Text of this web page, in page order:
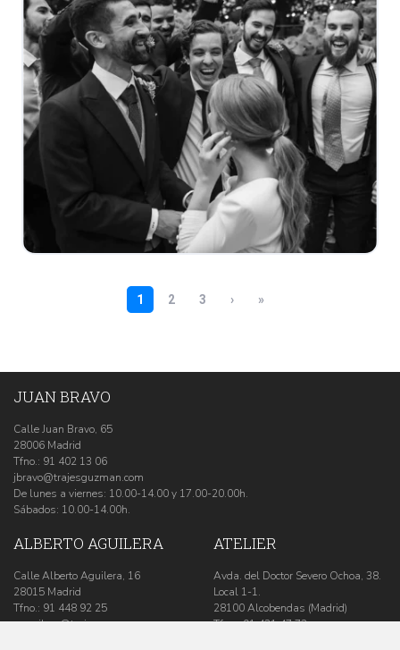
JUAN BRAVO
Calle Juan Bravo, 65
28006 Madrid
Tfno.: 91 402 13 06
jbravo@trajesguzman.com
De lunes a viernes: 10.00-14.00 y 17.00-20.00h.
Sábados: 10.00-14.00h.
ALBERTO AGUILERA
Calle Alberto Aguilera, 16
28015 Madrid
Tfno.: 91 448 92 25
aaguilera@trajesguzman.com
ATELIER
Avda. del Doctor Severo Ochoa, 38.
Local 1-1.
28100 Alcobendas (Madrid)
Tfno.:91 431 47 73